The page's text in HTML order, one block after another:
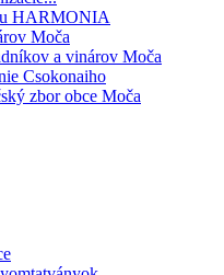
HARMONIA
Moča
a vinárov Moča
Csokonaiho
zbor obce Moča